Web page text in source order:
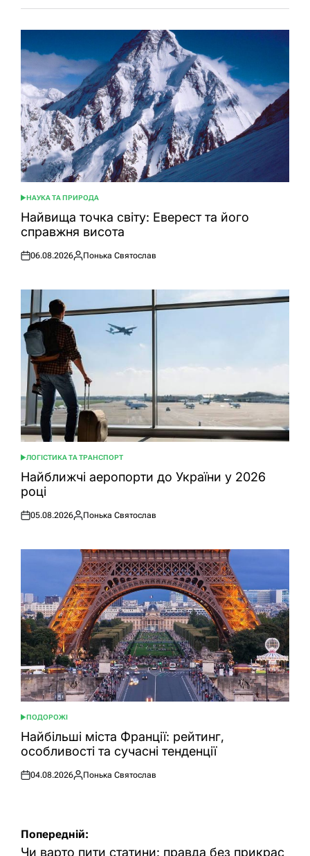
ОПУБЛІКУВАТИ
У
НАУКА ТА ПРИРОДА
Найвища точка світу: Еверест та його
справжня висота
Оприлюднено
06.08.2026
Опубліковано
Понька Святослав
ОПУБЛІКУВАТИ
У
ЛОГІСТИКА ТА ТРАНСПОРТ
Найближчі аеропорти до України у 2026
році
Оприлюднено
05.08.2026
Опубліковано
Понька Святослав
ОПУБЛІКУВАТИ
У
ПОДОРОЖІ
Найбільші міста Франції: рейтинг,
особливості та сучасні тенденції
Оприлюднено
04.08.2026
Опубліковано
Понька Святослав
Навігація
Попередній:
Чи варто пити статини: правда без прикрас